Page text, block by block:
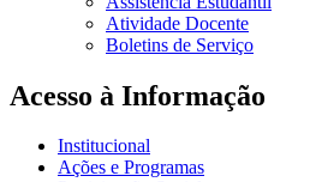
Atividade Docente
Boletins de Serviço
Acesso à Informação
Institucional
Ações e Programas